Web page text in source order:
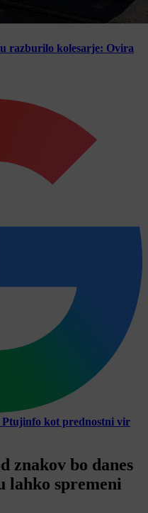
razburilo kolesarje: Ovira
Ptujinfo kot prednostni vir
znakov bo danes
lahko spremeni